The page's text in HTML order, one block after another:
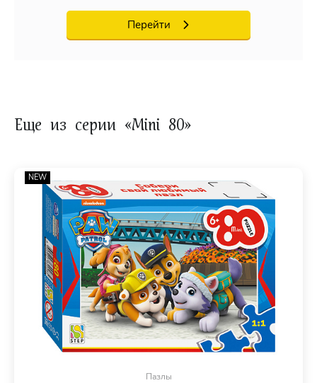
Перейти
Еще из серии «Mini 80»
NEW
Пазлы